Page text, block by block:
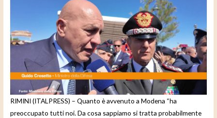
i
d
e
o
RIMINI (ITALPRESS) – Quanto è avvenuto a Modena “ha
preoccupato tutti noi. Da cosa sappiamo si tratta probabilmente